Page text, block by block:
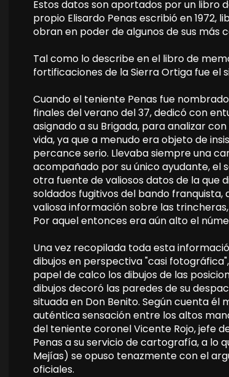
Estos datos son aportados por un libro
propio Elisardo Penas escribió en 1972,
obran en poder de algunos de sus más
Tal como lo describe en el libro de
fortificaciones de la Sierra Ortiga fue el
Cuando el teniente Penas fue
finales del verano del 37, dedicó con
asignado a su Brigada, para analizar
vida, ya que a menudo era objeto de
percance serio. Llevaba siempre una
acompañado por su único ayudante,
otra fuente de valiosos datos de la que
soldados fugitivos del bando
valiosa información sobre las
Por aquel entonces era aún alto el
Una vez recopilada toda esta
dibujos en perspectiva "casi
papel de calco los dibujos de las
dibujos decoró las paredes de su
situada en Don Benito. Según cuenta él
auténtica sensación entre los altos
del teniente coronel Vicente Rojo, jefe
Penas a su servicio de cartografía, a lo
Mejías) se opuso tenazmente con el
oficiales.